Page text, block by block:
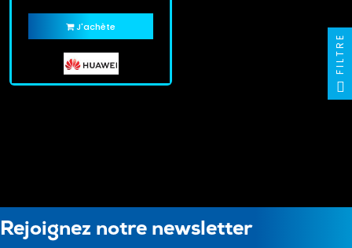
J'achète
Rejoignez notre newsletter
FILTRE